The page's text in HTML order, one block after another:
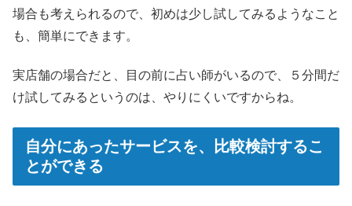
場合も考えられるので、初めは少し試してみるようなこと
も、簡単にできます。
実店舗の場合だと、目の前に占い師がいるので、５分間だ
け試してみるというのは、やりにくいですからね。
自分にあったサービスを、比較検討するこ
とができる